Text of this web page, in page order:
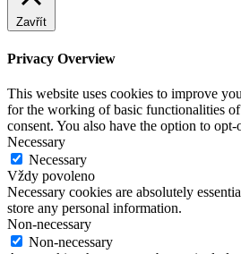
Zavřít
Privacy Overview
This website uses cookies to improve
for the working of basic functionalities
consent. You also have the option to
Necessary
Necessary
Vždy povoleno
Necessary cookies are absolutely
store any personal information.
Non-necessary
Non-necessary